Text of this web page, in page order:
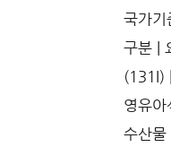
국가기
구분 |
(131I)
영유
수산